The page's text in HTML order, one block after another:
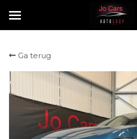
HOME
TE KOOP
VERKOCHT
CONTACT
Ga terug